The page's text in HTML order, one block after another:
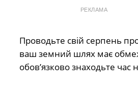
РЕКЛАМА
Проводьте свій серпень
ваш земний шлях має
обов’язково знаходьте